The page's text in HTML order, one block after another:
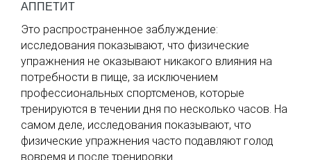
АППЕТИТ
Это распространенное заблуждение:
исследования показывают, что физические
упражнения не оказывают никакого влияния на
потребности в пище, за исключением
профессиональных спортсменов, которые
тренируются в течении дня по несколько часов. На
самом деле, исследования показывают, что
физические упражнения часто подавляют голод
вовремя и после тренировки.